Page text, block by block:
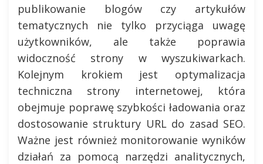
publikowanie blogów czy artykułów
tematycznych nie tylko przyciąga uwagę
użytkowników, ale także poprawia
widoczność strony w wyszukiwarkach.
Kolejnym krokiem jest optymalizacja
techniczna strony internetowej, która
obejmuje poprawę szybkości ładowania oraz
dostosowanie struktury URL do zasad SEO.
Ważne jest również monitorowanie wyników
działań za pomocą narzędzi analitycznych,